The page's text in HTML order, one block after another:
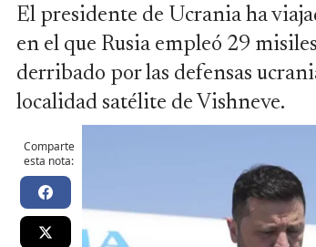
El presidente de Ucrania ha
en el que Rusia empleó 29
derribado por las defensas
localidad satélite de Vishneve.
Comparte
esta nota: